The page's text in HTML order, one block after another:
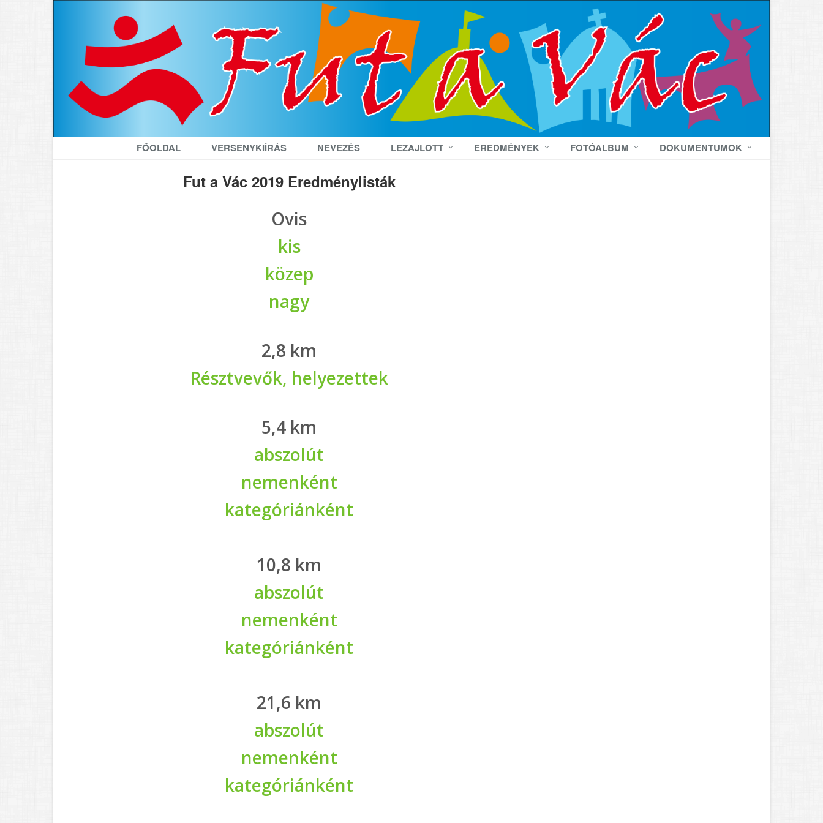
FŐOLDAL VERSENYKIÍRÁS NEVEZÉS LEZAJLOTT EREDMÉNYEK FOTÓALBUM DOKUMENTUMOK
Fut a Vác 2019 Eredménylisták
Ovis
kis
közep
nagy
2,8 km
Résztvevők, helyezettek
5,4 km
abszolút
nemenként
kategóriánként
10,8 km
abszolút
nemenként
kategóriánként
21,6 km
abszolút
nemenként
kategóriánként